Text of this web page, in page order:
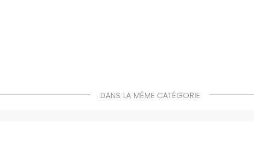
DANS LA MÊME CATÉGORIE